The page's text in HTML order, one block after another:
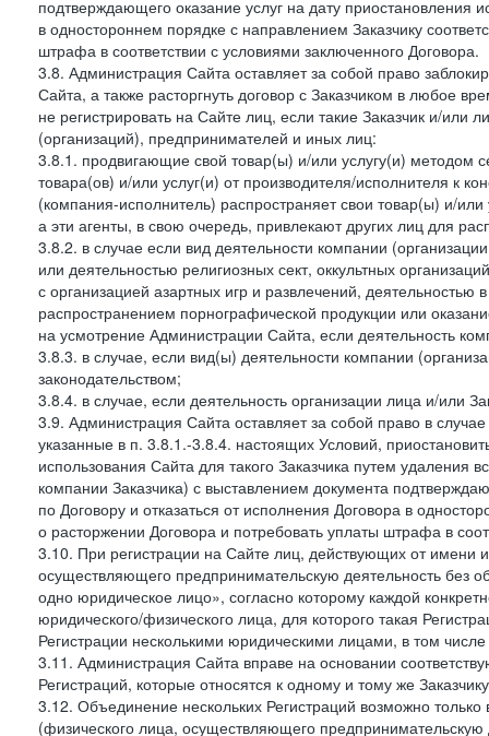
подтверждающего оказание услуг на дату приостановления
в одностороннем порядке с направлением Заказчику
штрафа в соответствии с условиями заключенного Договора.
3.8. Администрация Сайта оставляет за собой право
Сайта, а также расторгнуть договор с Заказчиком в любое
не регистрировать на Сайте лиц, если такие Заказчик и/
(организаций), предпринимателей и иных лиц:
3.8.1. продвигающие свой товар(ы) и/или услугу(и) методом
товара(ов) и/или услуг(и) от производителя/исполнителя к
(компания-исполнитель) распространяет свои товар(ы) и/
а эти агенты, в свою очередь, привлекают других лиц для
3.8.2. в случае если вид деятельности компании
или деятельностью религиозных сект, оккультных
с организацией азартных игр и развлечений,
распространением порнографической продукции или
на усмотрение Администрации Сайта, если деятельность
3.8.3. в случае, если вид(ы) деятельности компании
законодательством;
3.8.4. в случае, если деятельность организации лица и/или
3.9. Администрация Сайта оставляет за собой право в
указанные в п. 3.8.1.-3.8.4. настоящих Условий,
использования Сайта для такого Заказчика путем
компании Заказчика) с выставлением документа
по Договору и отказаться от исполнения Договора в
о расторжении Договора и потребовать уплаты штрафа в
3.10. При регистрации на Сайте лиц, действующих от имени
осуществляющего предпринимательскую деятельность без
одно юридическое лицо», согласно которому каждой
юридического/физического лица, для которого такая
Регистрации несколькими юридическими лицами, в том
3.11. Администрация Сайта вправе на основании
Регистраций, которые относятся к одному и тому же
3.12. Объединение нескольких Регистраций возможно
(физического лица, осуществляющего